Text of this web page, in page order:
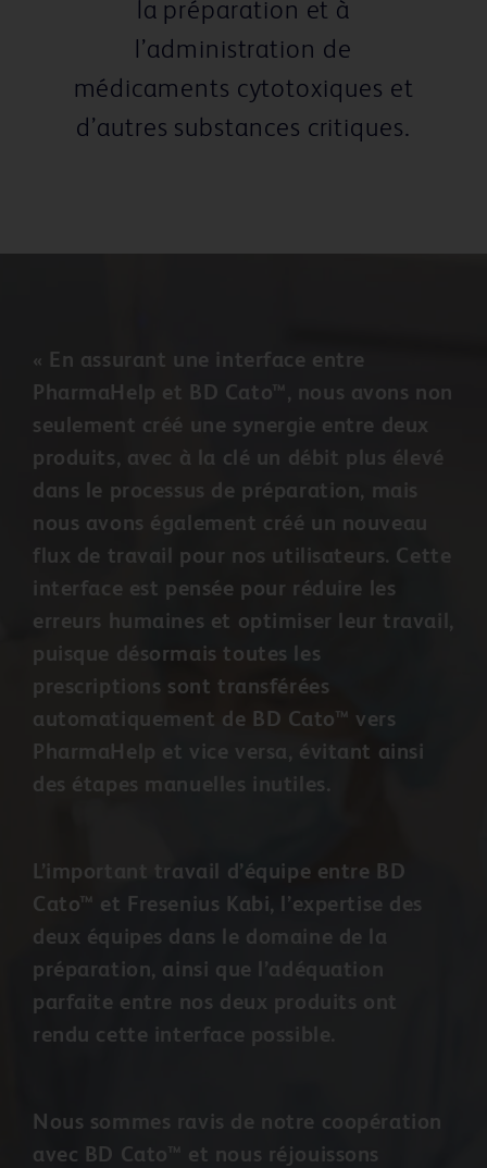
la préparation et à
l’administration de
médicaments cytotoxiques et
d’autres substances critiques.
« En assurant une interface entre
PharmaHelp et BD Cato™, nous avons non
seulement créé une synergie entre deux
produits, avec à la clé un débit plus élevé
dans le processus de préparation, mais
nous avons également créé un nouveau
flux de travail pour nos utilisateurs. Cette
interface est pensée pour réduire les
erreurs humaines et optimiser leur travail,
puisque désormais toutes les
prescriptions sont transférées
automatiquement de BD Cato™ vers
PharmaHelp et vice versa, évitant ainsi
des étapes manuelles inutiles.
L’important travail d’équipe entre BD
Cato™ et Fresenius Kabi, l’expertise des
deux équipes dans le domaine de la
préparation, ainsi que l’adéquation
parfaite entre nos deux produits ont
rendu cette interface possible.
Nous sommes ravis de notre coopération
avec BD Cato™ et nous réjouissons